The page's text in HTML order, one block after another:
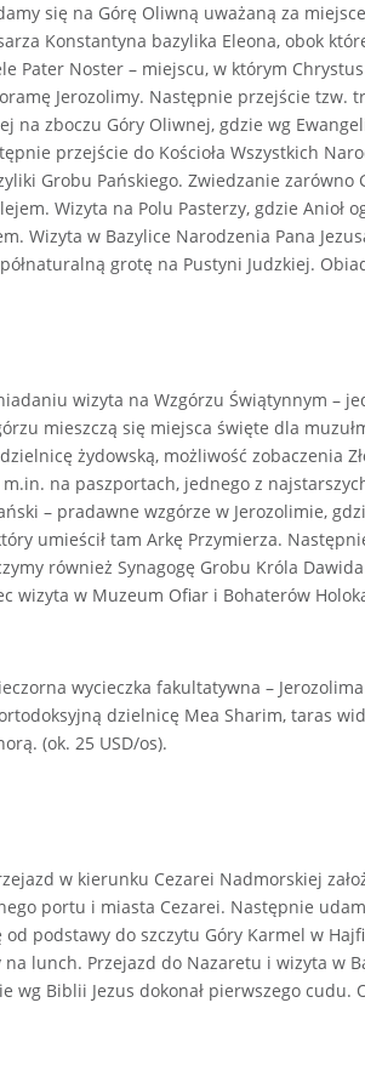
się na Górę Oliwną uważaną za
Konstantyna bazylika Eleona, obok
Pater Noster – miejscu, w którym
Jerozolimy. Następnie przejście tzw.
na zboczu Góry Oliwnej, gdzie wg
przejście do Kościoła Wszystkich
Grobu Pańskiego. Zwiedzanie zarówno
Wizyta na Polu Pasterzy, gdzie Anioł
Wizyta w Bazylice Narodzenia Pana
grotę na Pustyni Judzkiej.
wizyta na Wzgórzu Świątynnym –
mieszczą się miejsca święte dla
żydowską, możliwość zobaczenia
na paszportach, jednego z
– pradawne wzgórze w Jerozolimie,
umieścił tam Arkę Przymierza.
również Synagogę Grobu Króla
wizyta w Muzeum Ofiar i Bohaterów
wycieczka fakultatywna –
dzielnicę Mea Sharim, taras
(ok. 25 USD/os).
w kierunku Cezarei Nadmorskiej
portu i miasta Cezarei. Następnie
od podstawy do szczytu Góry Karmel w
na lunch. Przejazd do Nazaretu i wizyta w
wg Biblii Jezus dokonał pierwszego cudu.